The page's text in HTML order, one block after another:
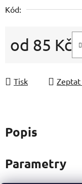
Kód:
od 85 Kč
Tisk Zeptat
Popis
Parametry